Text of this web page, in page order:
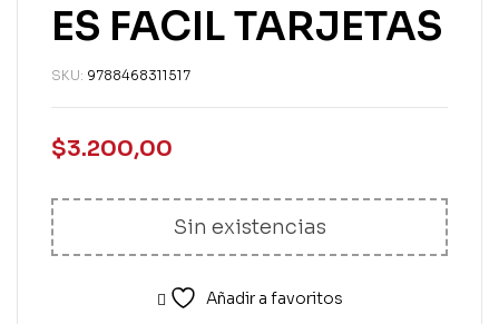
ES FACIL TARJETAS
SKU: 9788468311517
$3.200,00
Sin existencias
Añadir a favoritos